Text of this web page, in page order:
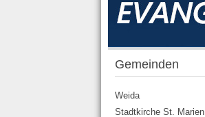
Gemeinden
Weida
Stadtkirche St. Marien